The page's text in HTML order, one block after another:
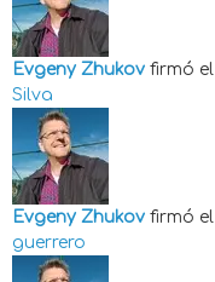
Evgeny Zhukov firmó el
Silva
Evgeny Zhukov firmó el
guerrero